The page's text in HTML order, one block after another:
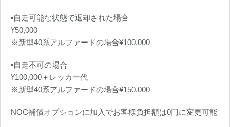
▪️自走可能な状態で返却された場合
¥50,000
※新型40系アルファードの場合¥100,000
▪️自走不可の場合
¥100,000＋レッカー代
※新型40系アルファードの場合¥150,000
NOC補償オプションに加入でお客様負担額は0円に変更可能